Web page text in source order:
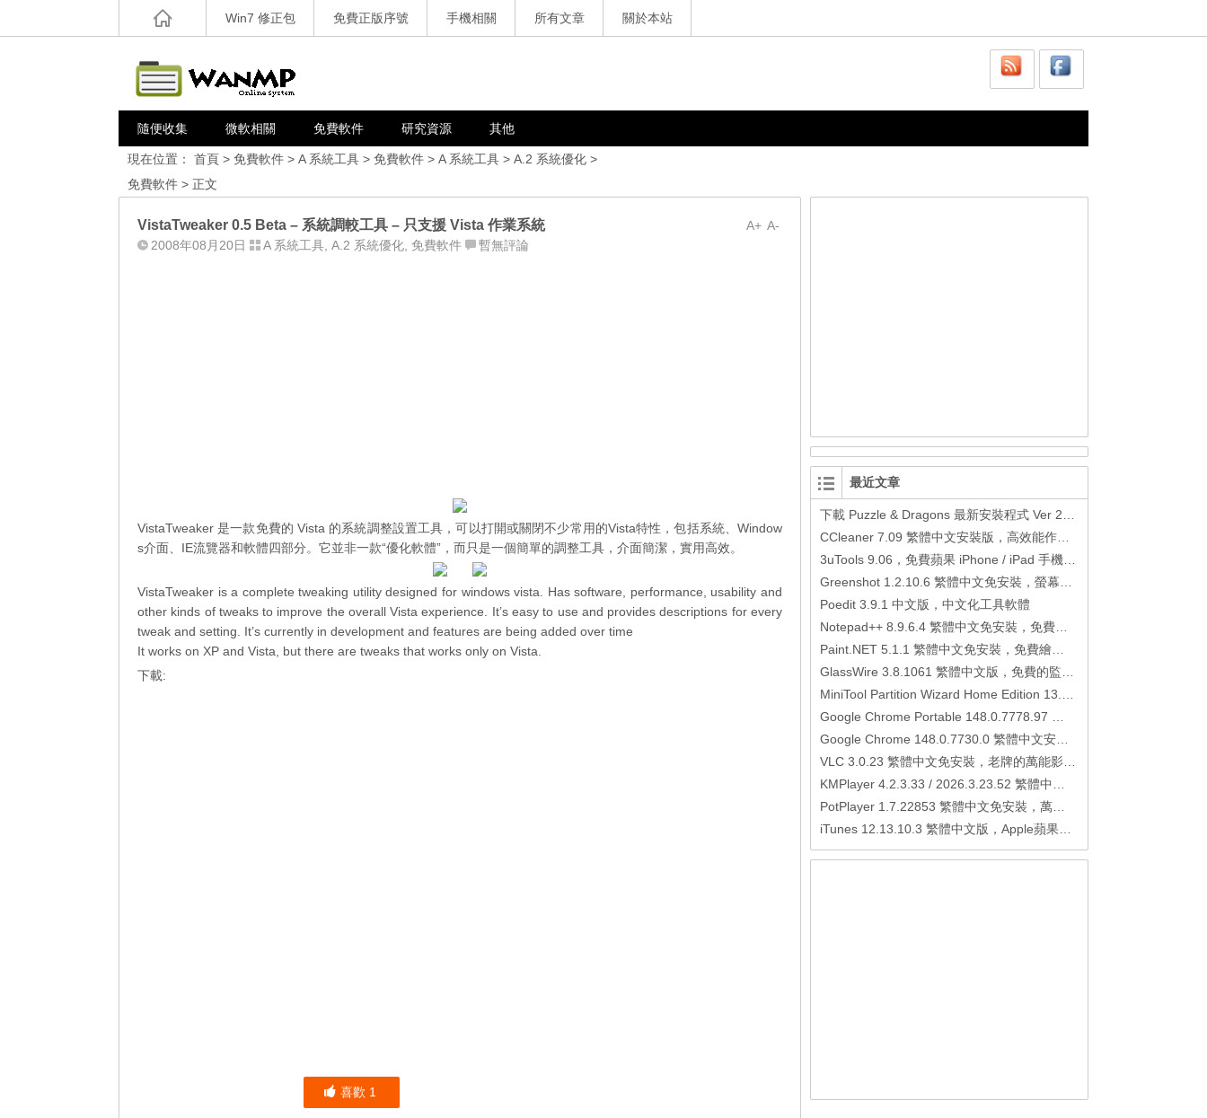
Win7 修正包 免費正版序號 手機相關 所有文章 關於本站
隨便收集 微軟相關 免費軟件 研究資源 其他
現在位置： 首頁 > 免費軟件 > A 系統工具 > 免費軟件 > A 系統工具 > A.2 系統優化 >
免費軟件 > 正文
A-
A+
VistaTweaker 0.5 Beta – 系統調較工具 – 只支援 Vista 作業系統
2008年08月20日 A 系統工具 A.2 系統優化 免費軟件 暫無評論
VistaTweaker 是一款免費的 Vista 的系統調整設置工具，可以打開或關閉不少常用的Vista特性，包括系統、Window
s介面、IE流覽器和軟體四部分。它並非一款“優化軟體”，而只是一個簡單的調整工具，介面簡潔，實用高效。
VistaTweaker is a complete tweaking utility designed for windows vista. Has software, performance, usability and
other kinds of tweaks to improve the overall Vista experience. It’s easy to use and provides descriptions for every
tweak and setting. It’s currently in development and features are being added over time
It works on XP and Vista, but there are tweaks that works only on Vista.
下載:
喜歡 1
最近文章
Poedit 3.9.1 中文版，中文化工具軟體